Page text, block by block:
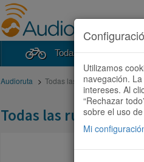
Todas las rutas
Audioruta Todas las rutas
Todas las rutas
Utilizamos
navegación.
intereses. Al
“Rechazar
sobre el uso
Mi